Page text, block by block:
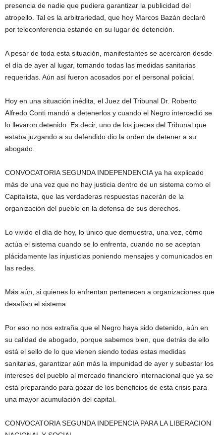
presencia de nadie que pudiera garantizar la publicidad del
atropello. Tal es la arbitrariedad, que hoy Marcos Bazán declaró
por teleconferencia estando en su lugar de detención.
A pesar de toda esta situación, manifestantes se acercaron desde
el día de ayer al lugar, tomando todas las medidas sanitarias
requeridas. Aún así fueron acosados por el personal policial.
Hoy en una situación inédita, el Juez del Tribunal Dr. Roberto
Alfredo Conti mandó a detenerlos y cuando el Negro intercedió se
lo llevaron detenido. Es decir, uno de los jueces del Tribunal que
estaba juzgando a su defendido dio la orden de detener a su
abogado.
CONVOCATORIA SEGUNDA INDEPENDENCIA ya ha explicado
más de una vez que no hay justicia dentro de un sistema como el
Capitalista, que las verdaderas respuestas nacerán de la
organización del pueblo en la defensa de sus derechos.
Lo vivido el día de hoy, lo único que demuestra, una vez, cómo
actúa el sistema cuando se lo enfrenta, cuando no se aceptan
plácidamente las injusticias poniendo mensajes y comunicados en
las redes.
Más aún, si quienes lo enfrentan pertenecen a organizaciones que
desafían el sistema.
Por eso no nos extraña que el Negro haya sido detenido, aún en
su calidad de abogado, porque sabemos bien, que detrás de ello
está el sello de lo que vienen siendo todas estas medidas
sanitarias, garantizar aún más la impunidad de ayer y subastar los
intereses del pueblo al mercado financiero internacional que ya se
está preparando para gozar de los beneficios de esta crisis para
una mayor acumulación del capital.
CONVOCATORIA SEGUNDA INDEPENCIA PARA LA LIBERACION